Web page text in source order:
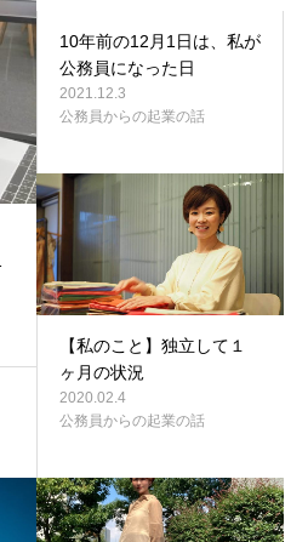
10年前の12月1日は、私が
公務員になった日
2021.12.3
公務員からの起業の話
【私のこと】独立して１
ヶ月の状況
2020.02.4
公務員からの起業の話